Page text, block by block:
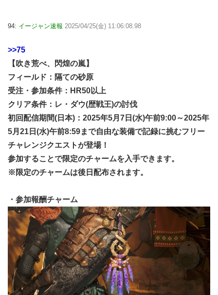
94: イージャン速報 2025/04/25(金) 11:06:08.98
>>75
【吹き荒べ、閃煌の嵐】
フィールド：隔ての砂原
受注・参加条件：HR50以上
クリア条件：レ・ダウ(歴戦王)の討伐
初回配信期間(日本)：2025年5月7日(水)午前9:00～2025年
5月21日(水)午前8:59まで自由な装備で記録に挑むフリー
チャレンジクエストが登場！
参加することで限定のチャームを入手できます。
※限定のチャームは後日配布されます。
・参加報酬チャーム